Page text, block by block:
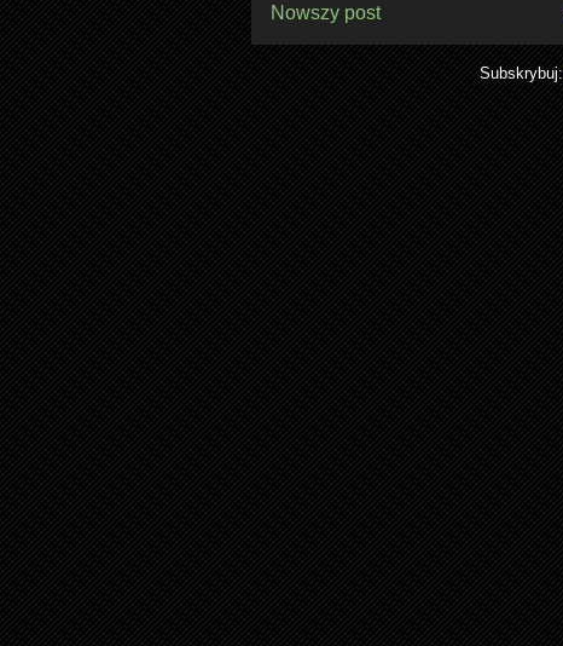
Nowszy post
Subskrybuj: